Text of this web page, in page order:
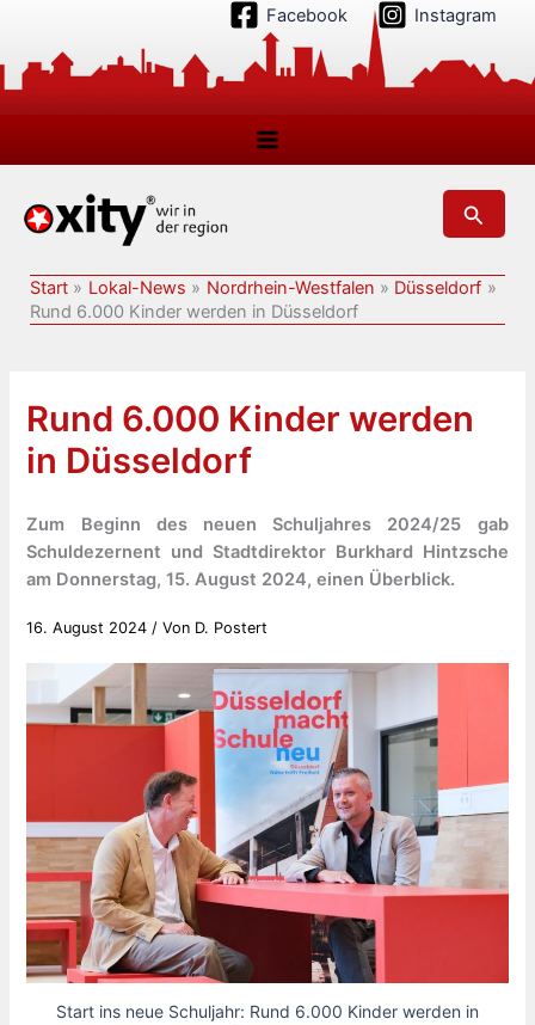
springen
Facebook Instagram
Suchen
Start Lokal-News Nordrhein-Westfalen
Düsseldorf
Rund 6.000 Kinder werden in Düsseldorf
Rund 6.000 Kinder werden
in Düsseldorf
Zum Beginn des neuen Schuljahres 2024/25 gab
Schuldezernent und Stadtdirektor Burkhard Hintzsche
am Donnerstag, 15. August 2024, einen Überblick.
16. August 2024 / Von D. Postert
Start ins neue Schuljahr: Rund 6.000 Kinder werden in